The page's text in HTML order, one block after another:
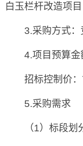
白玉栏杆改造项目
3.采购方式：
4.项目预算金
招标控制价：
5.采购需求
（1）标段划